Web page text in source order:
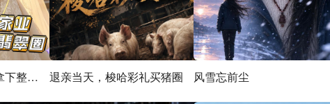
他们抢走家业，我拿下整个翡翠圈 退亲当天，梭哈彩礼买猪圈 风雪忘前尘